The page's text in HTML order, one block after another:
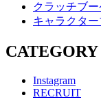
クラッチブ
キャラクタ
CATEGORY
Instagram
RECRUIT